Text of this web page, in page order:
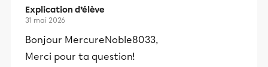
Explication d’élève
31 mai 2026
Bonjour MercureNoble8033,
Merci pour ta question!